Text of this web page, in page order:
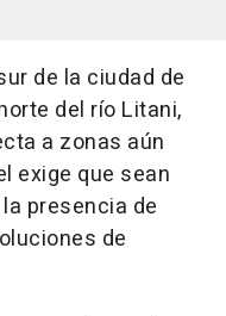
de la ciudad de
del río Litani,
a zonas aún
exige que sean
presencia de
de